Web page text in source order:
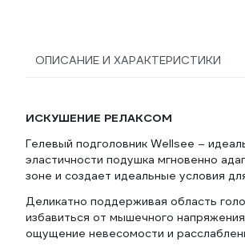
ОПИСАНИЕ И ХАРАКТЕРИСТИКИ
ИСКУШЕНИЕ РЕЛАКСОМ
Гелевый подголовник Wellsee –
эластичности подушка мгновенно
зоне и создает идеальные условия
Деликатно поддерживая область
избавиться от мышечного
ощущение невесомости и